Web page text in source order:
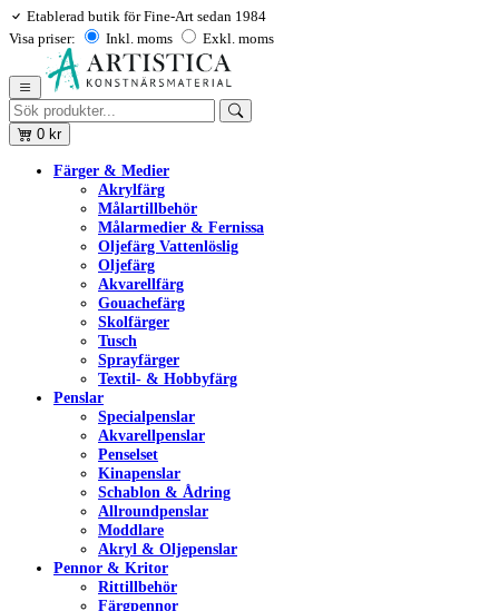
Etablerad butik för Fine-Art sedan 1984
Visa priser:
Inkl. moms Exkl. moms
0 kr
Färger & Medier
Akrylfärg
Målartillbehör
Målarmedier & Fernissa
Oljefärg Vattenlöslig
Oljefärg
Akvarellfärg
Gouachefärg
Skolfärger
Tusch
Sprayfärger
Textil- & Hobbyfärg
Penslar
Specialpenslar
Akvarellpenslar
Penselset
Kinapenslar
Schablon & Ådring
Allroundpenslar
Moddlare
Akryl & Oljepenslar
Pennor & Kritor
Rittillbehör
Färgpennor